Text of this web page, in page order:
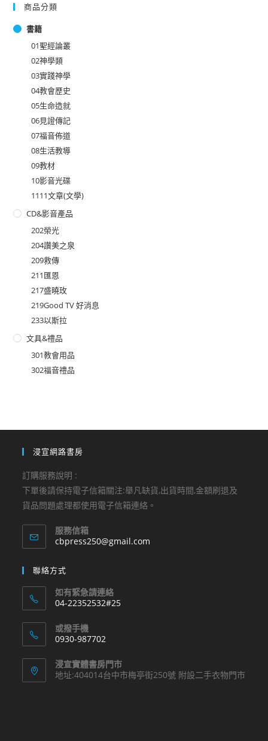
商品分類
書籍
01聖經論叢
02神學類
03實踐神學
04教會歷史
05生命造就
06見證傳記
07福音佈道
08生活教導
09教材
10影音光碟
1111文章(文學)
CD&影音產品
202榮光
204讚美之泉
209救傳
211匯恩
217盛曉玫
219Good TV 好消息
233以斯拉
文具&禮品
301教會用品
302福音禮品
浸宣網路書房
訂購服務說明 :
下單後請保持電子信箱關注:舉凡缺貨,出貨時間,金額刷退及
貨品問題處理都使用電子信箱連絡。
服務信箱
cbpress250@gmail.com
聯絡方式
如有緊急請連絡
04-22352532#25
in
your
application
或撥手機
0930-987702
in
your
浸宣實體書房門市
地址:404014台中市梅亭街250號 附設二手衣物門市